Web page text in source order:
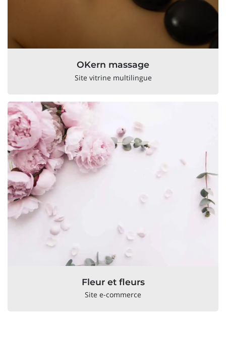
OKern massage
Site vitrine multilingue
Fleur et fleurs
Site e-commerce